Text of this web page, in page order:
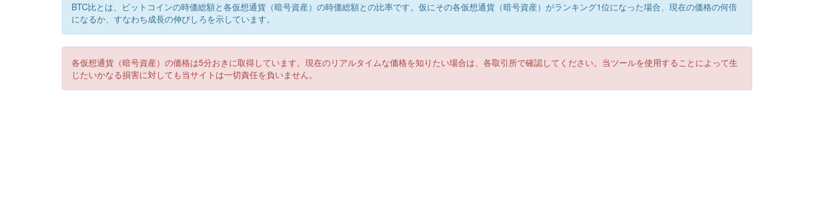
BTC比とは、ビットコインの時価総額と各仮想通貨（暗号資産）の時価総額との比率です。仮にその各仮想通貨（暗号資産）がランキング1位になった場合、現在の価格の何倍
になるか、すなわち成長の伸びしろを示しています。
各仮想通貨（暗号資産）の価格は5分おきに取得しています。現在のリアルタイムな価格を知りたい場合は、各取引所で確認してください。当ツールを使用することによって生
じたいかなる損害に対しても当サイトは一切責任を負いません。